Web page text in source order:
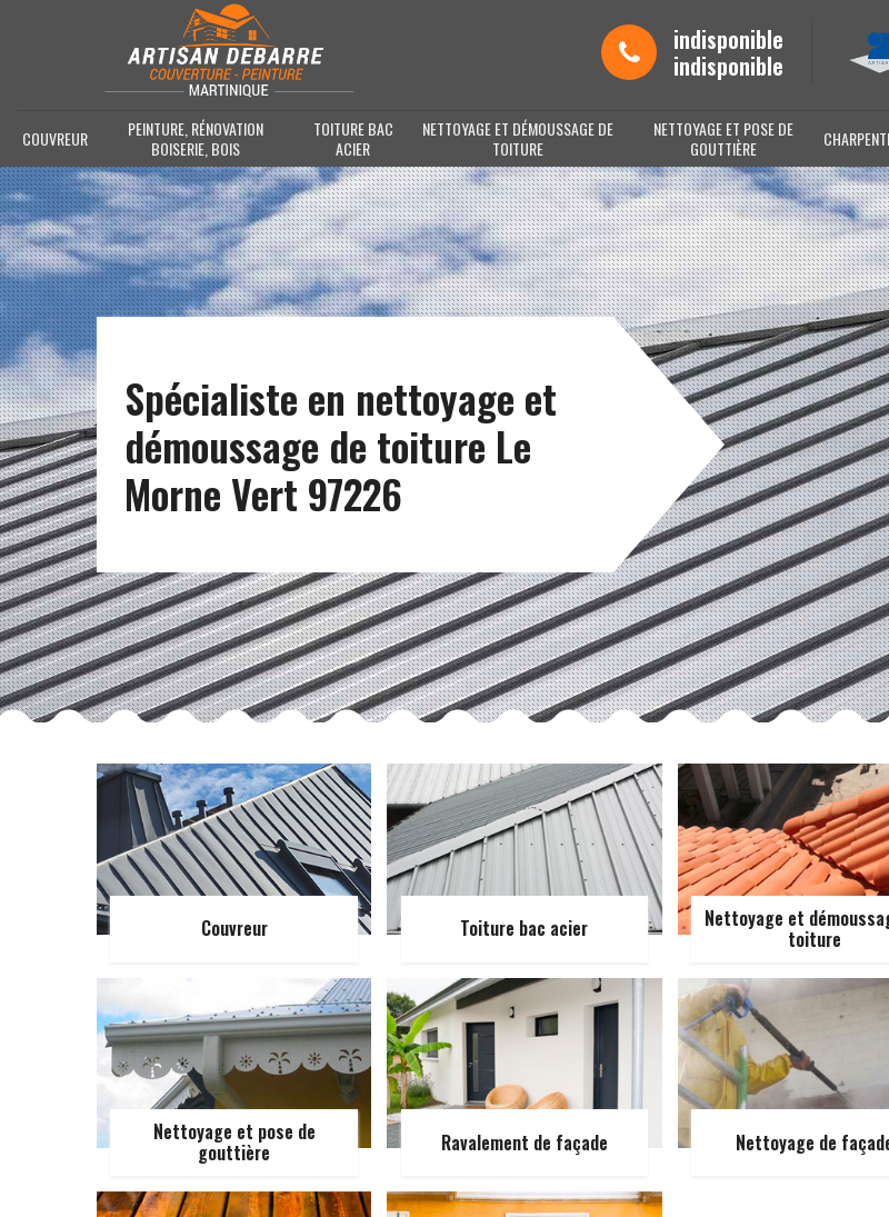
indisponible
indisponible
COUVREUR
PEINTURE, RÉNOVATION
BOISERIE, BOIS
TOITURE BAC
ACIER
NETTOYAGE ET DÉMOUSSAGE DE
TOITURE
NETTOYAGE ET POSE DE
GOUTTIÈRE
Spécialiste en nettoyage et
démoussage de toiture Le
Morne Vert 97226
Couvreur Toiture bac acier Nettoyage et
toiture
Nettoyage et pose de
gouttière Ravalement de façade Nettoyage de